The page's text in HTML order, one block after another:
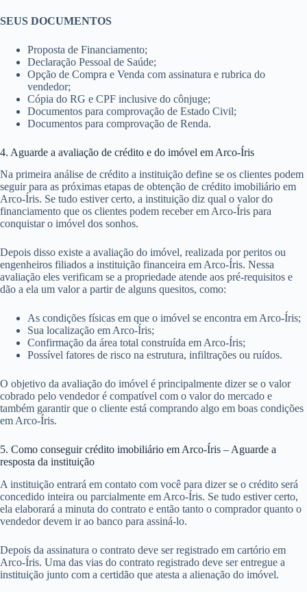
SEUS DOCUMENTOS
Proposta de Financiamento;
Declaração Pessoal de Saúde;
Opção de Compra e Venda com assinatura e rubrica do
vendedor;
Cópia do RG e CPF inclusive do cônjuge;
Documentos para comprovação de Estado Civil;
Documentos para comprovação de Renda.
4. Aguarde a avaliação de crédito e do imóvel em Arco-Íris
Na primeira análise de crédito a instituição define se os clientes podem
seguir para as próximas etapas de obtenção de crédito imobiliário em
Arco-Íris. Se tudo estiver certo, a instituição diz qual o valor do
financiamento que os clientes podem receber em Arco-Íris para
conquistar o imóvel dos sonhos.
Depois disso existe a avaliação do imóvel, realizada por peritos ou
engenheiros filiados a instituição financeira em Arco-Íris. Nessa
avaliação eles verificam se a propriedade atende aos pré-requisitos e
dão a ela um valor a partir de alguns quesitos, como:
As condições físicas em que o imóvel se encontra em Arco-Íris;
Sua localização em Arco-Íris;
Confirmação da área total construída em Arco-Íris;
Possível fatores de risco na estrutura, infiltrações ou ruídos.
O objetivo da avaliação do imóvel é principalmente dizer se o valor
cobrado pelo vendedor é compatível com o valor do mercado e
também garantir que o cliente está comprando algo em boas condições
em Arco-Íris.
5. Como conseguir crédito imobiliário em Arco-Íris – Aguarde a
resposta da instituição
A instituição entrará em contato com você para dizer se o crédito será
concedido inteira ou parcialmente em Arco-Íris. Se tudo estiver certo,
ela elaborará a minuta do contrato e então tanto o comprador quanto o
vendedor devem ir ao banco para assiná-lo.
Depois da assinatura o contrato deve ser registrado em cartório em
Arco-Íris. Uma das vias do contrato registrado deve ser entregue a
instituição junto com a certidão que atesta a alienação do imóvel.